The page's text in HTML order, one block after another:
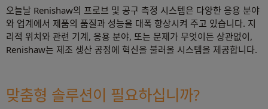
오늘날 Renishaw의 프로브 및 공구 측정 시스템은 다양한 응용 분야
와 업계에서 제품의 품질과 성능을 대폭 향상시켜 주고 있습니다. 지
리적 위치와 관련 기계, 응용 분야, 또는 문제가 무엇이든 상관없이,
Renishaw는 제조 생산 공정에 혁신을 불러올 시스템을 제공합니다.
맞춤형 솔루션이 필요하십니까?